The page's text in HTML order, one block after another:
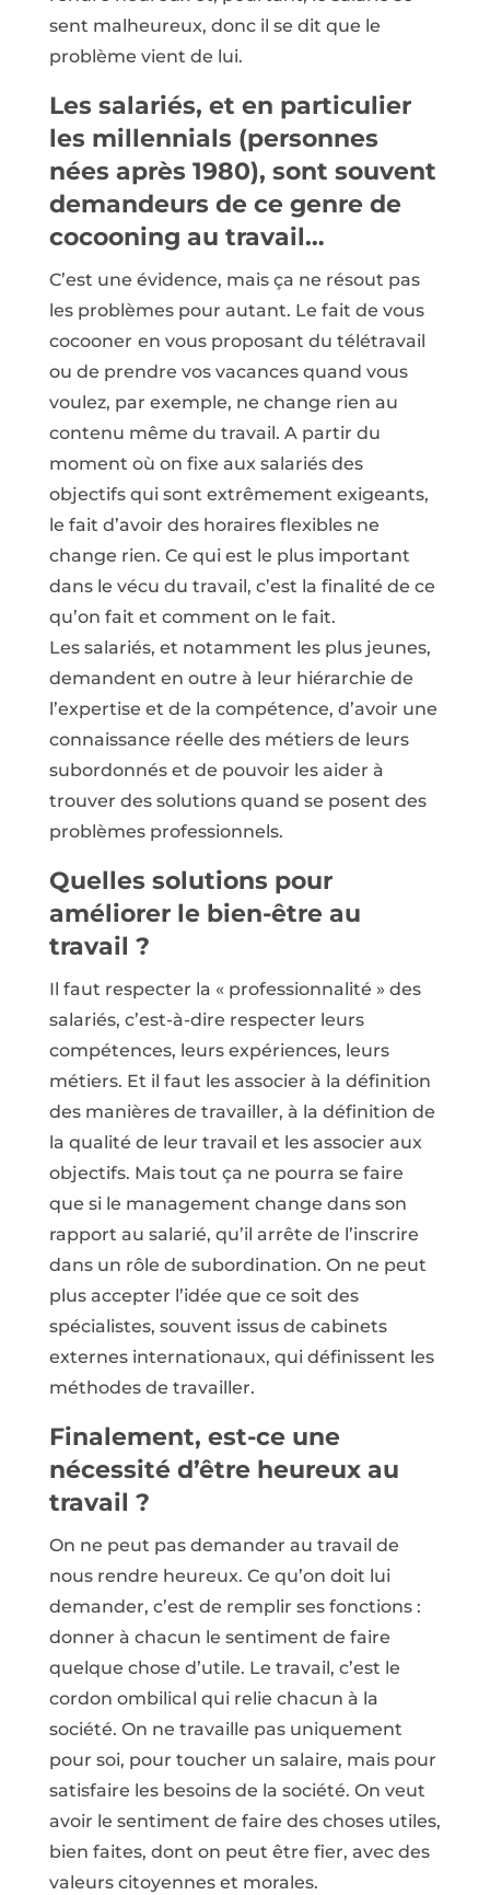
sent malheureux, donc il se dit que le
problème vient de lui.
Les salariés, et en particulier
les millennials (personnes
nées après 1980), sont souvent
demandeurs de ce genre de
cocooning au travail…
C’est une évidence, mais ça ne résout pas
les problèmes pour autant. Le fait de vous
cocooner en vous proposant du télétravail
ou de prendre vos vacances quand vous
voulez, par exemple, ne change rien au
contenu même du travail. A partir du
moment où on fixe aux salariés des
objectifs qui sont extrêmement exigeants,
le fait d’avoir des horaires flexibles ne
change rien. Ce qui est le plus important
dans le vécu du travail, c’est la finalité de ce
qu’on fait et comment on le fait.
Les salariés, et notamment les plus jeunes,
demandent en outre à leur hiérarchie de
l’expertise et de la compétence, d’avoir une
connaissance réelle des métiers de leurs
subordonnés et de pouvoir les aider à
trouver des solutions quand se posent des
problèmes professionnels.
Quelles solutions pour
améliorer le bien-être au
travail ?
Il faut respecter la « professionnalité » des
salariés, c’est-à-dire respecter leurs
compétences, leurs expériences, leurs
métiers. Et il faut les associer à la définition
des manières de travailler, à la définition de
la qualité de leur travail et les associer aux
objectifs. Mais tout ça ne pourra se faire
que si le management change dans son
rapport au salarié, qu’il arrête de l’inscrire
dans un rôle de subordination. On ne peut
plus accepter l’idée que ce soit des
spécialistes, souvent issus de cabinets
externes internationaux, qui définissent les
méthodes de travailler.
Finalement, est-ce une
nécessité d’être heureux au
travail ?
On ne peut pas demander au travail de
nous rendre heureux. Ce qu’on doit lui
demander, c’est de remplir ses fonctions :
donner à chacun le sentiment de faire
quelque chose d’utile. Le travail, c’est le
cordon ombilical qui relie chacun à la
société. On ne travaille pas uniquement
pour soi, pour toucher un salaire, mais pour
satisfaire les besoins de la société. On veut
avoir le sentiment de faire des choses utiles,
bien faites, dont on peut être fier, avec des
valeurs citoyennes et morales.